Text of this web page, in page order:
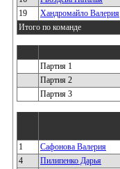
19
Хандромайло Валерия
Итого по команде
Партия 1
Партия 2
Партия 3
1
Сафонова Валерия
4
Пилипенко Дарья